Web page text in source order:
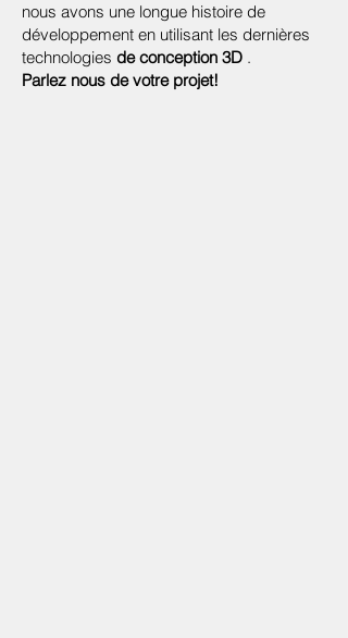
nous avons une longue histoire de
développement en utilisant les dernières
technologies de conception 3D .
Parlez nous de votre projet!